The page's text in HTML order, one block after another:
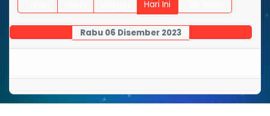
Hari Ini
Rabu 06 Disember 2023